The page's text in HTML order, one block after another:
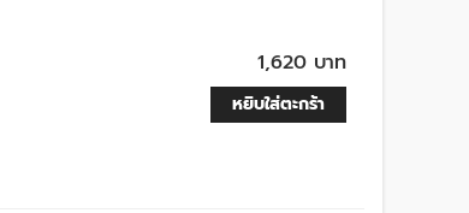
1,620 บาท
หยิบใส่ตะกร้า